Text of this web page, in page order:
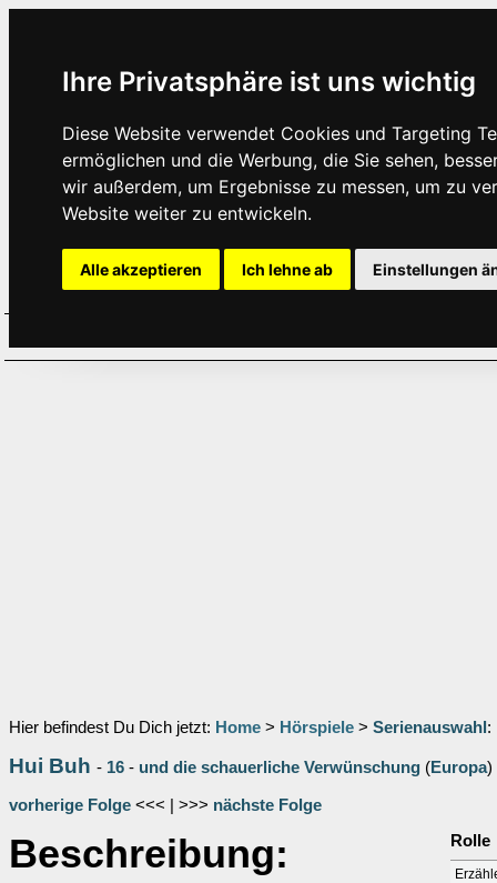
Ihre Privatsphäre ist uns wichtig
Diese Website verwendet Cookies und Targeting
ermöglichen und die Werbung, die Sie sehen,
wir außerdem, um Ergebnisse zu messen, um zu
Website weiter zu entwickeln.
Alle akzeptieren Ich lehne ab Einstellungen
Hier befindest Du Dich jetzt: Home > Hörspiele > Serienauswahl :
Hui Buh - 16 - und die schauerliche Verwünschung (Europa)
vorherige Folge <<< | >>> nächste Folge
Beschreibung: Rolle